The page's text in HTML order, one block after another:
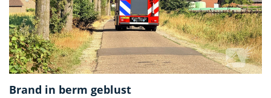
Brand in berm geblust